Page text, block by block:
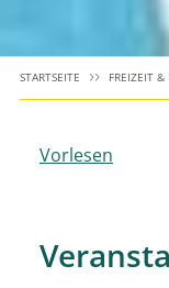
STARTSEITE FREIZEIT &
Vorlesen